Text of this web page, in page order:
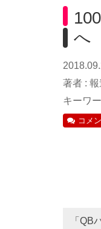
へ
著者 : 報
キーワ
コメ
「QB